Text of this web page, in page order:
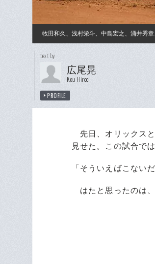
牧田和久、浅村栄斗、中島宏之、涌井秀
text by
広尾晃
Kou Hiroo
PROFILE
先日、オリックス
見せた。この試合で
「そういえばこない
はたと思ったのは、